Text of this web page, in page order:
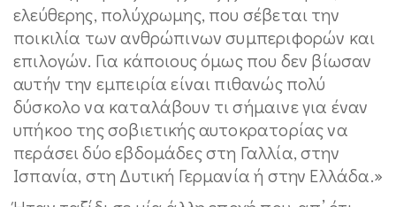
ελεύθερης, πολύχρωμης, που σέβεται την
ποικιλία των ανθρώπινων συμπεριφορών και
επιλογών. Για κάποιους όμως που δεν βίωσαν
αυτήν την εμπειρία είναι πιθανώς πολύ
δύσκολο να καταλάβουν τι σήμαινε για έναν
υπήκοο της σοβιετικής αυτοκρατορίας να
περάσει δύο εβδομάδες στη Γαλλία, στην
Ισπανία, στη Δυτική Γερμανία ή στην Ελλάδα.»